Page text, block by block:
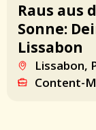
Raus aus
Sonne:
Lissabon
Lissabon,
Content-